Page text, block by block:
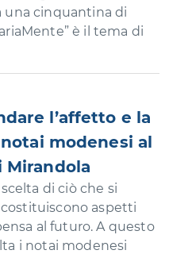
una cinquantina di
è il tema di
l’affetto e la
modenesi al
Mirandola
di ciò che si
aspetti
al futuro. A questo
i notai modenesi